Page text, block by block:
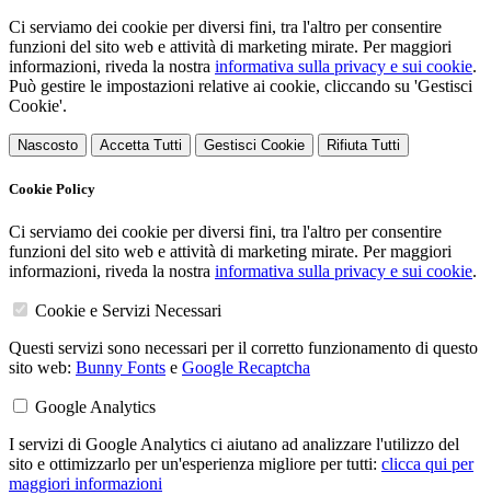
Ci serviamo dei cookie per diversi fini, tra l'altro per consentire
funzioni del sito web e attività di marketing mirate. Per maggiori
informazioni, riveda la nostra informativa sulla privacy e sui cookie.
Può gestire le impostazioni relative ai cookie, cliccando su 'Gestisci
Cookie'.
Nascosto Accetta Tutti Gestisci Cookie Rifiuta Tutti
Cookie Policy
Ci serviamo dei cookie per diversi fini, tra l'altro per consentire
funzioni del sito web e attività di marketing mirate. Per maggiori
informazioni, riveda la nostra informativa sulla privacy e sui cookie.
Cookie e Servizi Necessari
Questi servizi sono necessari per il corretto funzionamento di questo
sito web: Bunny Fonts e Google Recaptcha
Google Analytics
I servizi di Google Analytics ci aiutano ad analizzare l'utilizzo del
sito e ottimizzarlo per un'esperienza migliore per tutti: clicca qui per
maggiori informazioni